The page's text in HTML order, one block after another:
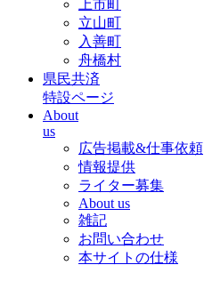
上市町
立山町
入善町
舟橋村
県民共済
特設ページ
About
us
広告掲載&仕事依頼
情報提供
ライター募集
About us
雑記
お問い合わせ
本サイトの仕様